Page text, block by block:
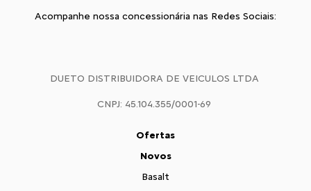
Acompanhe nossa concessionária nas Redes Sociais:
DUETO DISTRIBUIDORA DE VEICULOS LTDA
CNPJ: 45.104.355/0001-69
Ofertas
Novos
Basalt